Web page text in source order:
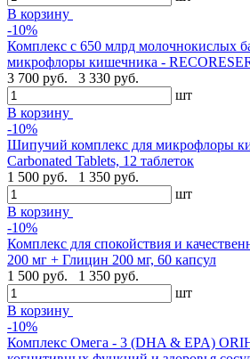
В корзину
-10%
Комплекс с 650 млрд молочнокислых
микрофлоры кишечника -
3 700 руб.
3 330 руб.
шт
В корзину
-10%
Шипучий комплекс для микрофлоры
Carbonated Tablets, 12 таблеток
1 500 руб.
1 350 руб.
шт
В корзину
-10%
Комплекс для спокойствия и
200 мг + Глицин 200 мг, 60 капсул
1 500 руб.
1 350 руб.
шт
В корзину
-10%
Комплекс Омега - 3 (DHA & EPA)